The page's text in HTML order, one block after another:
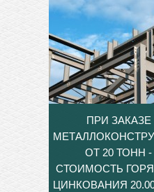
ПРИ ЗАКАЗЕ
ОТ 20 ТОНН -
СТОИМОСТЬ
ЦИНКОВАНИЯ